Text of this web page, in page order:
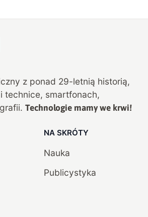
z ponad 29-letnią historią,
technice, smartfonach,
Technologie mamy we krwi!
NA SKRÓTY
Nauka
Publicystyka